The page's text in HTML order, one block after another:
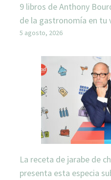
9 libros de Anthony
de la gastronomía en tu
5 agosto, 2026
La receta de jarabe de
presenta esta especia